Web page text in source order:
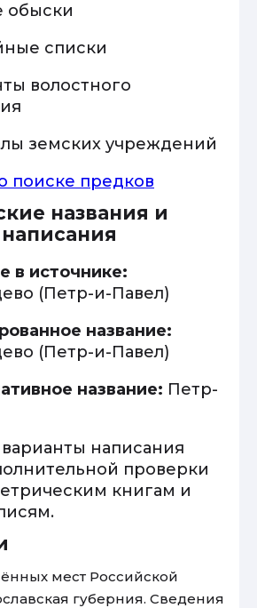
обыски
списки
волостного
земских учреждений
поиске предков
названия и
в источнике:
(Петр-и-Павел)
название:
(Петр-и-Павел)
название: Петр-
написания
проверки
книгам и
мест Российской
губерния. Сведения